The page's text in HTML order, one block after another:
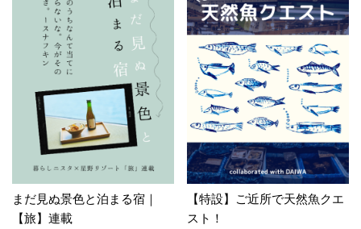
まだ見ぬ景色と泊まる宿｜
【旅】連載
【特設】ご近所で天然魚クエ
スト！